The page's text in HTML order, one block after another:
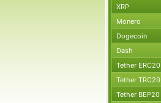
XRP
Monero
Dogecoin
Dash
Tether ERC20
Tether TRC20
Tether BEP20